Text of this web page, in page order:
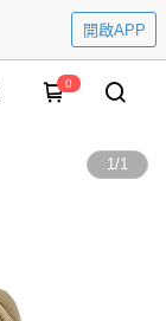
開啟APP
0
1/1